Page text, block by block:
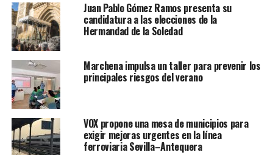
Juan Pablo Gómez Ramos presenta su
candidatura a las elecciones de la
Hermandad de la Soledad
Marchena impulsa un taller para prevenir los
principales riesgos del verano
VOX propone una mesa de municipios para
exigir mejoras urgentes en la línea
ferroviaria Sevilla–Antequera